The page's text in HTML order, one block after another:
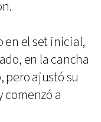
en el set inicial,
en la cancha
pero ajustó su
comenzó a